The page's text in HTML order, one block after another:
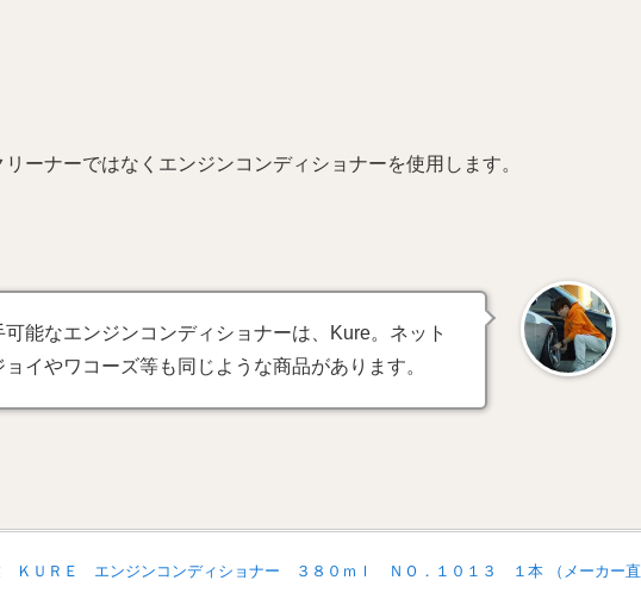
ーナーではなくエンジンコンディショナーを使用します。
能なエンジンコンディショナーは、Kure。ネット
イやワコーズ等も同じような商品があります。
ＫＵＲＥ エンジンコンディショナー ３８０ｍｌ ＮＯ．１０１３ １本 （メーカー直